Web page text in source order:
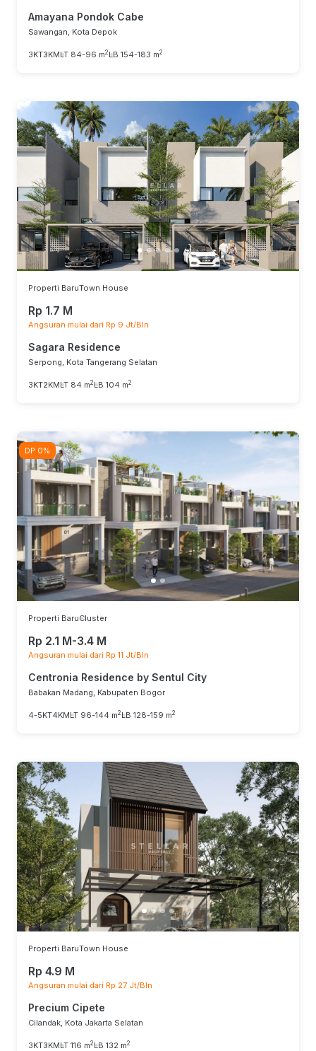
Amayana Pondok Cabe
Sawangan, Kota Depok
3KT3KMLT 84-96 m2 LB 154-183 m2
Properti BaruTown House
Rp 1.7 M
Angsuran mulai dari Rp 9 Jt/Bln
Sagara Residence
Serpong, Kota Tangerang Selatan
3KT2KMLT 84 m2 LB 104 m2
DP 0%
Properti BaruCluster
Rp 2.1 M-3.4 M
Angsuran mulai dari Rp 11 Jt/Bln
Centronia Residence by Sentul City
Babakan Madang, Kabupaten Bogor
4-5KT4KMLT 96-144 m2 LB 128-159 m2
Properti BaruTown House
Rp 4.9 M
Angsuran mulai dari Rp 27 Jt/Bln
Precium Cipete
Cilandak, Kota Jakarta Selatan
3KT3KMLT 116 m2 LB 132 m2